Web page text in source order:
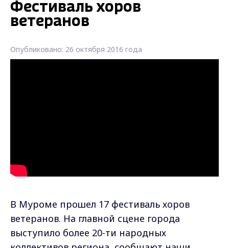
Фестиваль хоров
ветеранов
Опубликовано: 26 октября 2016 года
В Муроме прошел 17 фестиваль хоров
ветеранов. На главной сцене города
выступило более 20-ти народных